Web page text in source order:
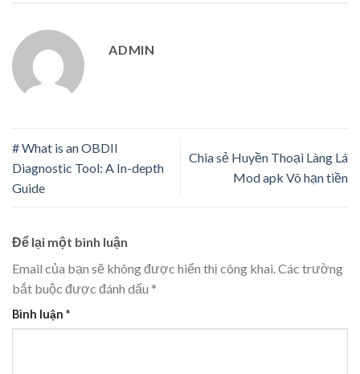
ADMIN
# What is an OBDII
Diagnostic Tool: A In-depth
Guide
Chia sẻ Huyền Thoại Làng Lá
Mod apk Vô hạn tiền
Để lại một bình luận
Email của bạn sẽ không được hiển thị công khai.Các trường
bắt buộc được đánh dấu *
Bình luận *